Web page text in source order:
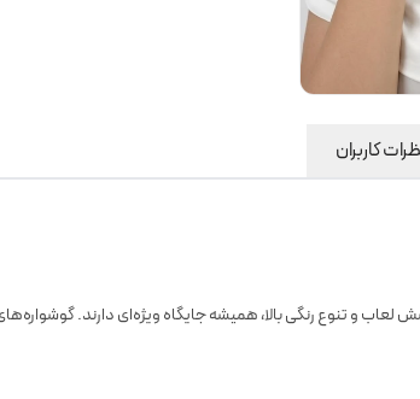
کاربران
و تنوع رنگی بالا، همیشه جایگاه ویژه‌ای دارند.